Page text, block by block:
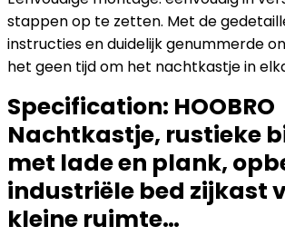
stappen op te zetten. Met de
instructies en duidelijk genummerde
het geen tijd om het nachtkastje in
Specification: HOOBRO
Nachtkastje, rustieke
met lade en plank,
industriële bed zijkast
kleine ruimte…